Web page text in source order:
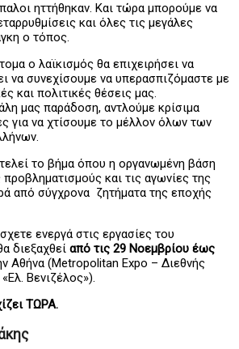
ηττήθηκαν. Και τώρα μπορούμε να
και όλες τις μεγάλες
ο τόπος.
ο λαϊκισμός θα επιχειρήσει να
να συνεχίσουμε να υπερασπιζόμαστε με
και πολιτικές θέσεις μας.
μας παράδοση, αντλούμε κρίσιμα
για να χτίσουμε το μέλλον όλων των
το βήμα όπου η οργανωμένη βάση
προβληματισμούς και τις αγωνίες της
από σύγχρονα ζητήματα της εποχής
ενεργά στις εργασίες του
διεξαχθεί από τις 29 Νοεμβρίου έως
Αθήνα (Metropolitan Expo – Διεθνής
Βενιζέλος»).
ΤΩΡΑ.